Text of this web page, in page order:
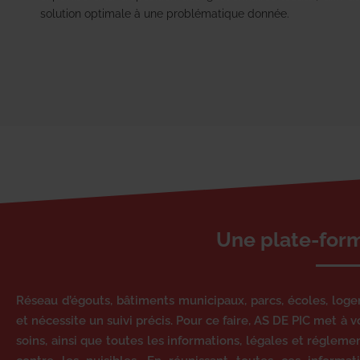
solution optimale à une problématique donnée.
Une plate-
Réseau d’égouts, bâtiments municipaux, parcs, écoles,
et nécessite un suivi précis. Pour ce faire, AS DE PIC met
soins, ainsi que toutes les informations, légales et